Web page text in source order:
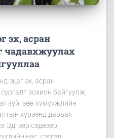
эх, асран
чадавхжуулах
эцэг эх, асран
зохион байгуулж,
зүй, зөв хүмүүжлийн
хүрээнд дараах
Эдгээр сэдвээр